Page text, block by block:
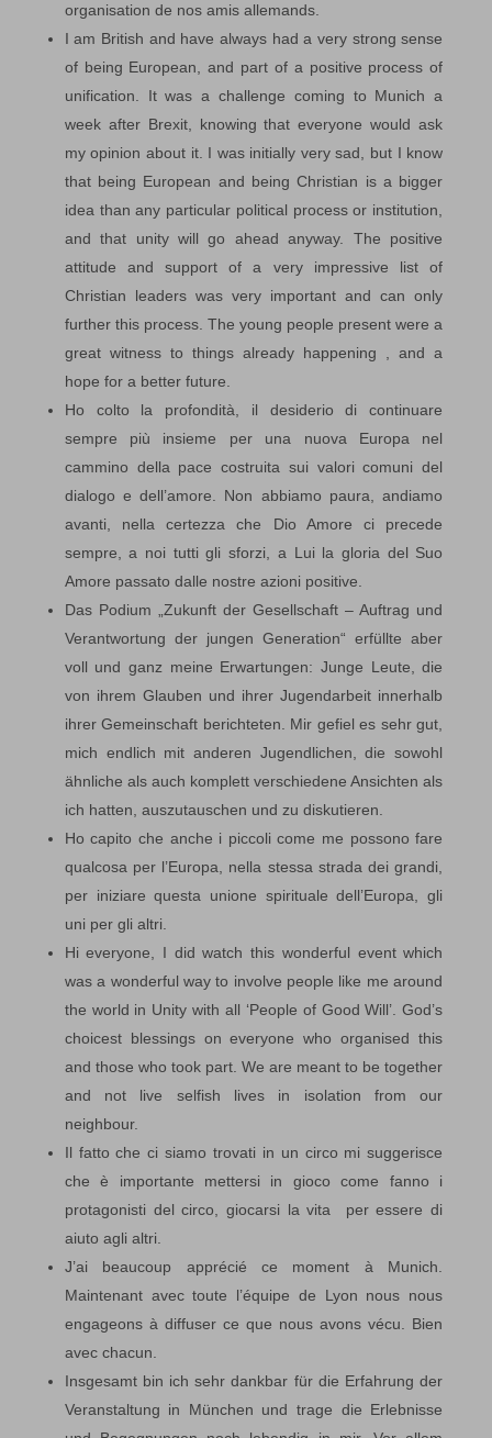
organisation de nos amis allemands.
I am British and have always had a very strong sense
of being European, and part of a positive process of
unification. It was a challenge coming to Munich a
week after Brexit, knowing that everyone would ask
my opinion about it. I was initially very sad, but I know
that being European and being Christian is a bigger
idea than any particular political process or institution,
and that unity will go ahead anyway. The positive
attitude and support of a very impressive list of
Christian leaders was very important and can only
further this process. The young people present were a
great witness to things already happening , and a
hope for a better future.
Ho colto la profondità, il desiderio di continuare
sempre più insieme per una nuova Europa nel
cammino della pace costruita sui valori comuni del
dialogo e dell’amore. Non abbiamo paura, andiamo
avanti, nella certezza che Dio Amore ci precede
sempre, a noi tutti gli sforzi, a Lui la gloria del Suo
Amore passato dalle nostre azioni positive.
Das Podium „Zukunft der Gesellschaft – Auftrag und
Verantwortung der jungen Generation“ erfüllte aber
voll und ganz meine Erwartungen: Junge Leute, die
von ihrem Glauben und ihrer Jugendarbeit innerhalb
ihrer Gemeinschaft berichteten. Mir gefiel es sehr gut,
mich endlich mit anderen Jugendlichen, die sowohl
ähnliche als auch komplett verschiedene Ansichten als
ich hatten, auszutauschen und zu diskutieren.
Ho capito che anche i piccoli come me possono fare
qualcosa per l’Europa, nella stessa strada dei grandi,
per iniziare questa unione spirituale dell’Europa, gli
uni per gli altri.
Hi everyone, I did watch this wonderful event which
was a wonderful way to involve people like me around
the world in Unity with all ‘People of Good Will’. God’s
choicest blessings on everyone who organised this
and those who took part. We are meant to be together
and not live selfish lives in isolation from our
neighbour.
Il fatto che ci siamo trovati in un circo mi suggerisce
che è importante mettersi in gioco come fanno i
protagonisti del circo, giocarsi la vita per essere di
aiuto agli altri.
J’ai beaucoup apprécié ce moment à Munich.
Maintenant avec toute l’équipe de Lyon nous nous
engageons à diffuser ce que nous avons vécu. Bien
avec chacun.
Insgesamt bin ich sehr dankbar für die Erfahrung der
Veranstaltung in München und trage die Erlebnisse